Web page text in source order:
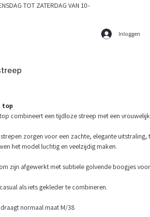
TOT ZATERDAG VAN 10-
Inloggen
top
combineert een tijdloze streep met een
zorgen voor een zachte, elegante
het model luchtig en veelzijdig maken.
zijn afgewerkt met subtiele golvende boogjes
als iets gekleder te combineren.
normaal maat M/38